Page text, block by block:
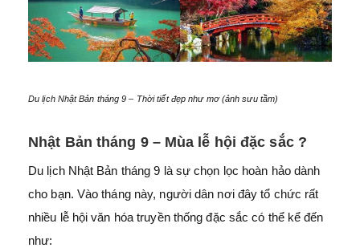
Du lịch Nhật Bản tháng 9 – Thời tiết đẹp như mơ (ảnh sưu tầm)
Nhật Bản tháng 9 – Mùa lễ hội đặc sắc ?
Du lịch Nhật Bản tháng 9 là sự chọn lọc hoàn hảo dành
cho bạn. Vào tháng này, người dân nơi đây tổ chức rất
nhiều lễ hội văn hóa truyền thống đặc sắc có thể kể đến
như: